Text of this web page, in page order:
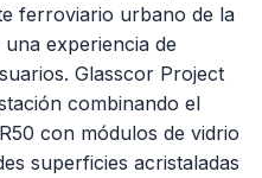
ferroviario urbano de la
experiencia de
Glasscor Project
combinando el
con módulos de vidrio
superficies acristaladas